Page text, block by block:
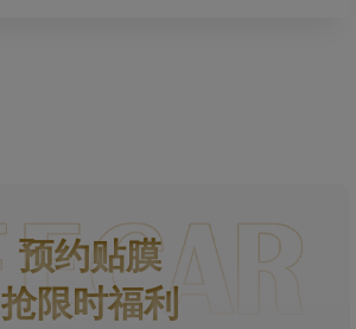
预约贴膜
抢限时福利